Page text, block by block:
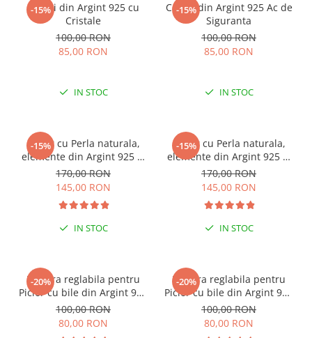
-15%
Cercei din Argint 925 cu
Cristale
100,00 RON
85,00 RON
IN STOC
-15%
Cercei din Argint 925 Ac de
Siguranta
100,00 RON
85,00 RON
IN STOC
-15%
Colier cu Perla naturala,
elemente din Argint 925 si
margele Miyuki, multicolor
170,00 RON
145,00 RON
IN STOC
-15%
Colier cu Perla naturala,
elemente din Argint 925 si
margele Miyuki, verde/kiwi
170,00 RON
145,00 RON
IN STOC
-20%
Bratara reglabila pentru
Picior cu bile din Argint 925
si margele Miyuki rosii
100,00 RON
80,00 RON
-20%
Bratara reglabila pentru
Picior cu bile din Argint 925
si margele Miyuki verzi
100,00 RON
80,00 RON